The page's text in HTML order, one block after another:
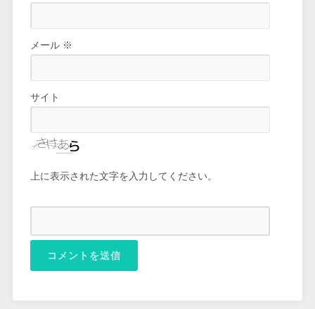
メール ※
サイト
上に表示された文字を入力してください。